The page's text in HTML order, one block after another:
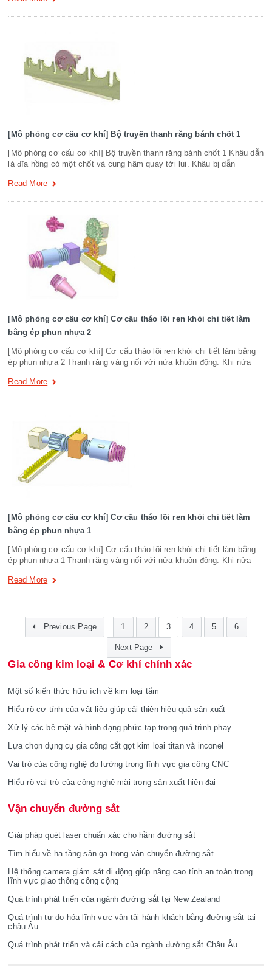
[Mô phỏng cơ cấu cơ khí] Bộ truyền thanh răng bánh chốt 1
[Mô phỏng cơ cấu cơ khí] Bộ truyền thanh răng bánh chốt 1 Khâu dẫn
là đĩa hồng có một chốt và cung hãm quay tới lui. Khâu bị dẫn
Read More
[Mô phỏng cơ cấu cơ khí] Cơ cấu tháo lõi ren khỏi chi tiết làm
bằng ép phun nhựa 2
[Mô phỏng cơ cấu cơ khí] Cơ cấu tháo lõi ren khỏi chi tiết làm bằng
ép phun nhựa 2 Thanh răng vàng nối với nửa khuôn động. Khi nửa
Read More
[Mô phỏng cơ cấu cơ khí] Cơ cấu tháo lõi ren khỏi chi tiết làm
bằng ép phun nhựa 1
[Mô phỏng cơ cấu cơ khí] Cơ cấu tháo lõi ren khỏi chi tiết làm bằng
ép phun nhựa 1 Thanh răng vàng nối với nửa khuôn động. Khi nửa
Read More
Previous Page 1 2 3 4 5 6
Next Page
Gia công kim loại & Cơ khí chính xác
Một số kiến thức hữu ích về kim loại tấm
Hiểu rõ cơ tính của vật liệu giúp cải thiện hiệu quả sản xuất
Xử lý các bề mặt và hình dạng phức tạp trong quá trình phay
Lựa chọn dụng cụ gia công cắt gọt kim loại titan và inconel
Vai trò của công nghệ đo lường trong lĩnh vực gia công CNC
Hiểu rõ vai trò của công nghệ mài trong sản xuất hiện đại
Vận chuyển đường sắt
Giải pháp quét laser chuẩn xác cho hầm đường sắt
Tìm hiểu về hạ tầng sân ga trong vận chuyển đường sắt
Hệ thống camera giám sát di động giúp nâng cao tính an toàn trong
lĩnh vực giao thông công cộng
Quá trình phát triển của ngành đường sắt tại New Zealand
Quá trình tự do hóa lĩnh vực vận tải hành khách bằng đường sắt tại
châu Âu
Quá trình phát triển và cải cách của ngành đường sắt Châu Âu